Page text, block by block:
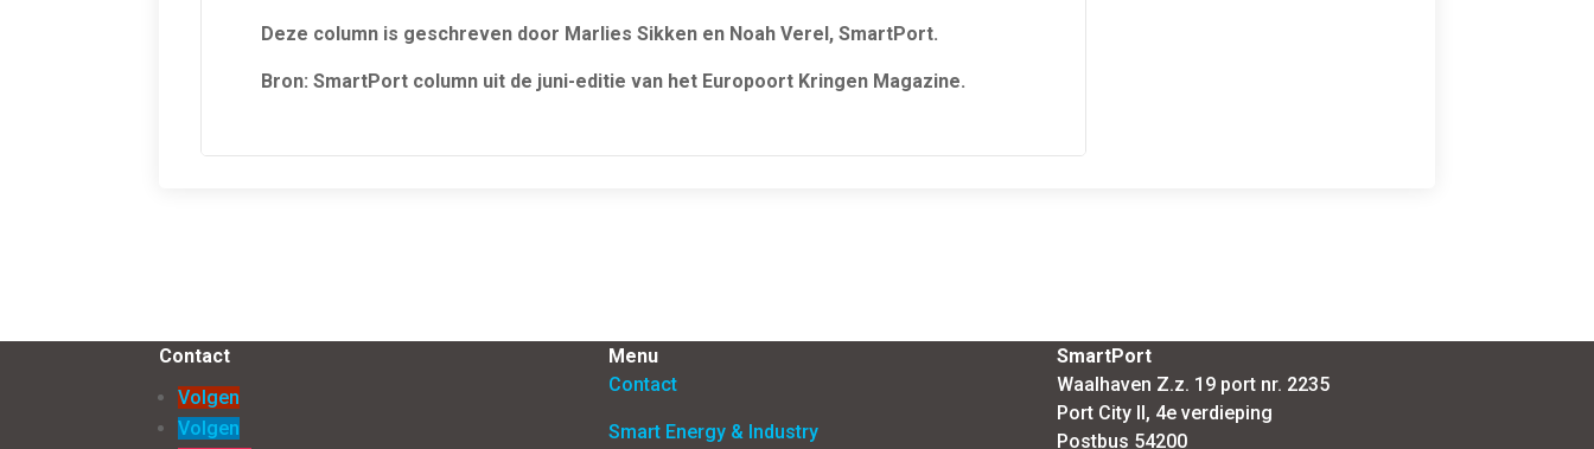
Deze column is geschreven door Marlies Sikken en Noah Verel, SmartPort.
Bron: SmartPort column uit de juni-editie van het Europoort Kringen Magazine.
Contact
Volgen
Volgen
Menu
Contact
Smart Energy & Industry
SmartPort
Waalhaven Z.z. 19 port nr. 2235
Port City II, 4e verdieping
Postbus 54200